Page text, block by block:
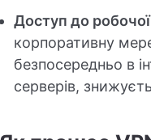
Доступ до
корпоративну
безпосередньо в
серверів,